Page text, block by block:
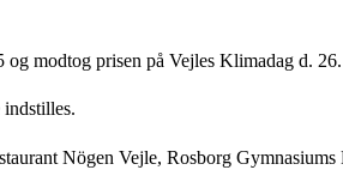
modtog prisen på Vejles Klimadag d.
Nögen Vejle, Rosborg